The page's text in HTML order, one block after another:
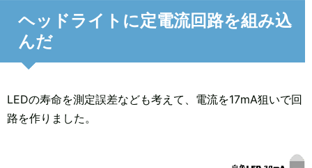
ヘッドライトに定電流回路を組み込
んだ
LEDの寿命を測定誤差なども考えて、電流を17mA狙いで回
路を作りました。